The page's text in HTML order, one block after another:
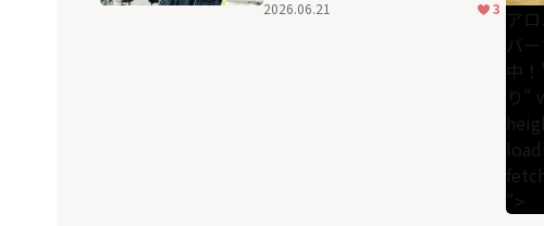
2026.06.21
3 ア
バ
中
り"
">